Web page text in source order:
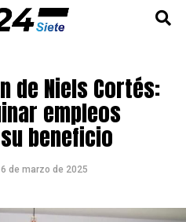
de Niels Cortés:
empleos
beneficio
6 de marzo de 2025